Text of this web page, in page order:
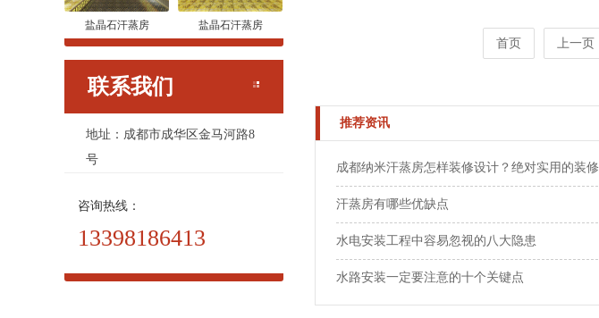
盐晶石汗蒸房 盐晶石汗蒸房
联系我们
地址：成都市成华区金马河路8
号
咨询热线：
13398186413
首页 上一页
推荐资讯
成都纳米汗蒸房怎样装修设计？绝对实用的装修
汗蒸房有哪些优缺点
水电安装工程中容易忽视的八大隐患
水路安装一定要注意的十个关键点